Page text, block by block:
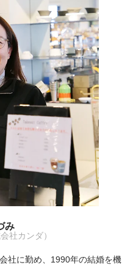
み
社カンダ）
社に勤め、1990年の結婚を機